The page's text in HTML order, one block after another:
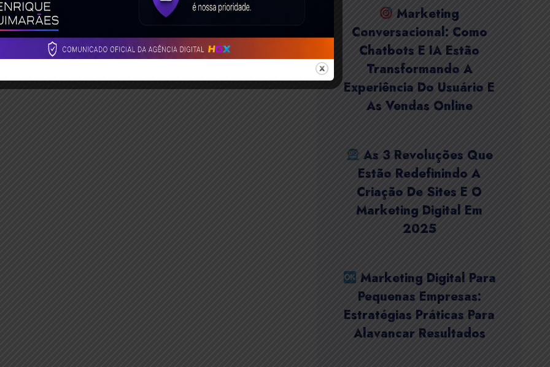
Marketing
Conversacional: Como
Chatbots E IA Estão
Transformando A
Experiência Do Usuário E
As Vendas Online
As 3 Revoluções Que
Estão Redefinindo A
Criação De Sites E O
Marketing Digital Em
2025
Marketing Digital Para
Pequenas Empresas:
Estratégias Práticas Para
Alavancar Resultados